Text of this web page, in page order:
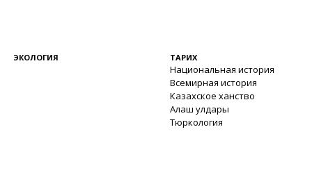
ЭКОЛОГИЯ ТАРИХ
Национальная история
Всемирная история
Казахское ханство
Алаш улдары
Тюркология